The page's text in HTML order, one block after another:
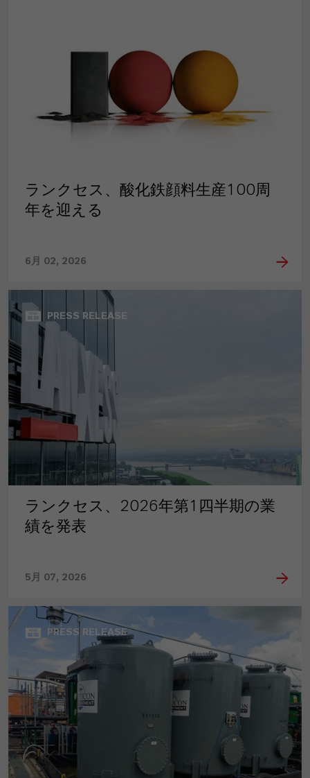
ランクセス、酸化鉄顔料生産100周
年を迎える
6月 02, 2026
PRESS RELEASE
ランクセス、2026年第1四半期の業
績を発表
5月 07, 2026
PRESS RELEASE